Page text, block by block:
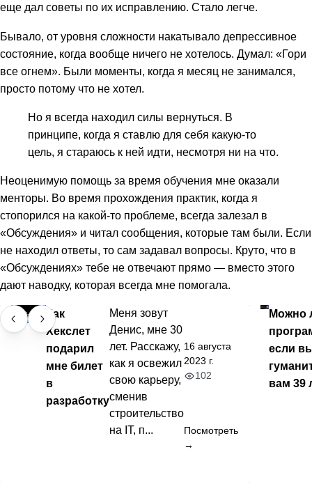
еще дал советы по их исправлению. Стало легче.
Бывало, от уровня сложности накатывало депрессивное
состояние, когда вообще ничего не хотелось. Думал: «Гори
все огнем». Были моменты, когда я месяц не занимался,
просто потому что не хотел.
Но я всегда находил силы вернуться. В
принципе, когда я ставлю для себя какую-то
цель, я стараюсь к ней идти, несмотря ни на что.
Неоценимую помощь за время обучения мне оказали
менторы. Во время прохождения практик, когда я
стопорился на какой-то проблеме, всегда залезал в
«Обсуждения» и читал сообщения, которые там были. Если
не находил ответы, то сам задавал вопросы. Круто, что в
«Обсуждениях» тебе не отвечают прямо — вместо этого
дают наводку, которая всегда мне помогала.
Как
Хекслет
подарил
мне билет
в
разработку
Меня зовут
Денис, мне 30
лет. Расскажу,
как я освежил
свою карьеру,
сменив
строительство
на IT, п...
16 августа
2023 г.
102
Посмотреть
→
Можно
если
вам 39